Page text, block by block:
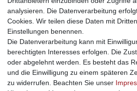
soziale Medien
Facebook
sicher einkaufen
Sichere Bestellung und Zahlung via SSL
analysieren. Die Datenverarbeitung
Cookies. Wir teilen diese Daten mit
Einstellungen benennen.
Die Datenverarbeitung kann mit
berechtigten Interesses erfolgen. Die
oder abgelehnt werden. Es besteht das
und die Einwilligung zu einem späteren
zu widerrufen. Beachten Sie unser